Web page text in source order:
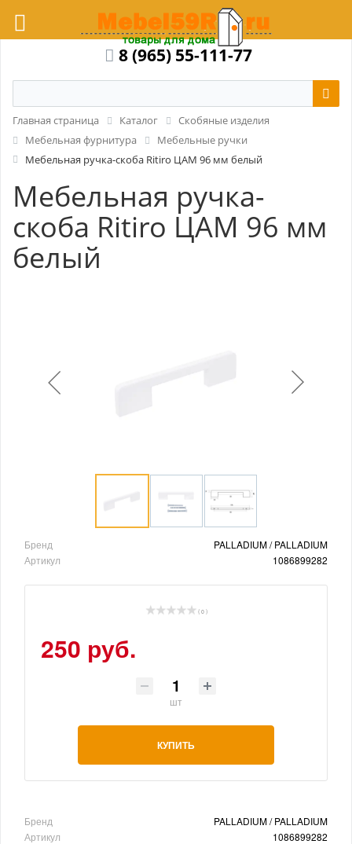
8 (965) 55-111-77
Главная страница Каталог
Скобяные изделия
Мебельная фурнитура
Мебельные ручки
Мебельная ручка-скоба Ritiro ЦАМ 96 мм белый
Мебельная ручка-
скоба Ritiro ЦАМ 96 мм
белый
Бренд
PALLADIUM / PALLADIUM
Артикул
1086899282
( 0 )
250 руб.
шт
КУПИТЬ
Бренд
PALLADIUM / PALLADIUM
Артикул
1086899282